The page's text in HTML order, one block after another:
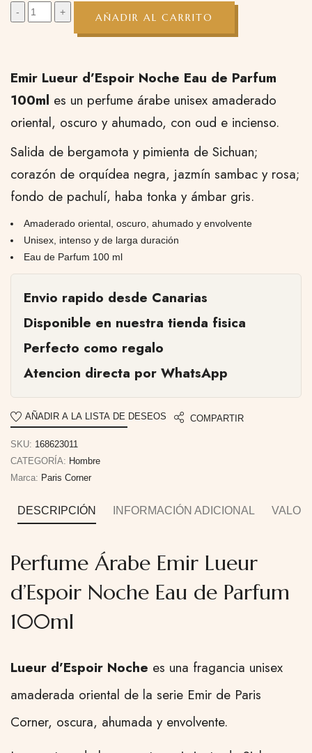
Emir Lueur d’Espoir Noche Eau de Parfum
100ml es un perfume árabe unisex amaderado
oriental, oscuro y ahumado, con oud e incienso.
Salida de bergamota y pimienta de Sichuan;
corazón de orquídea negra, jazmín sambac y rosa;
fondo de pachulí, haba tonka y ámbar gris.
Amaderado oriental, oscuro, ahumado y envolvente
Unisex, intenso y de larga duración
Eau de Parfum 100 ml
Envio rapido desde Canarias
Disponible en nuestra tienda fisica
Perfecto como regalo
Atencion directa por WhatsApp
AÑADIR AL CARRITO
AÑADIR A LA LISTA DE DESEOS COMPARTIR
SKU: 168623011
CATEGORÍA: Hombre
Marca: Paris Corner
DESCRIPCIÓN INFORMACIÓN ADICIONAL
Perfume Árabe Emir Lueur
d’Espoir Noche Eau de Parfum
100ml
Lueur d’Espoir Noche es una fragancia unisex
amaderada oriental de la serie Emir de Paris
Corner, oscura, ahumada y envolvente.